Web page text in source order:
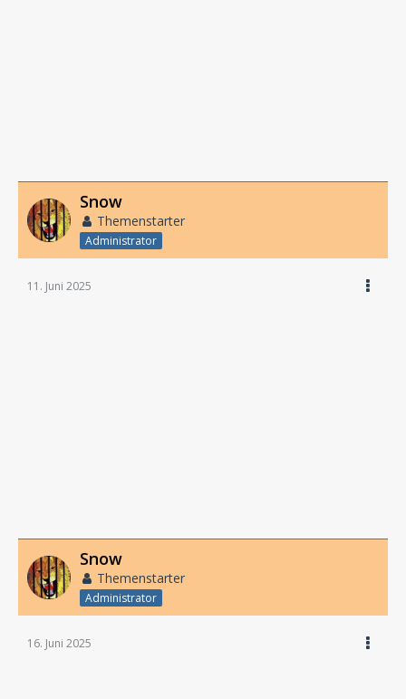
Snow
Themenstarter
Administrator
11. Juni 2025
Snow
Themenstarter
Administrator
16. Juni 2025